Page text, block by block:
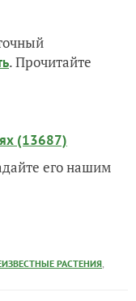
. Прочитайте
(13687)
его нашим
РАСТЕНИЯ,